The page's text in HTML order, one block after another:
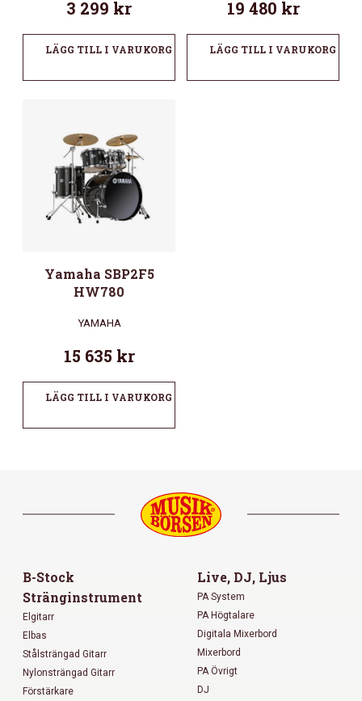
3 299 kr
LÄGG TILL I VARUKORG
19 480 kr
LÄGG TILL I VARUKORG
Yamaha SBP2F5
HW780
YAMAHA
15 635 kr
LÄGG TILL I VARUKORG
B-Stock
Stränginstrument
Elgitarr
Elbas
Stålsträngad Gitarr
Nylonsträngad Gitarr
Förstärkare
Live, DJ, Ljus
PA System
PA Högtalare
Digitala Mixerbord
Mixerbord
PA Övrigt
DJ